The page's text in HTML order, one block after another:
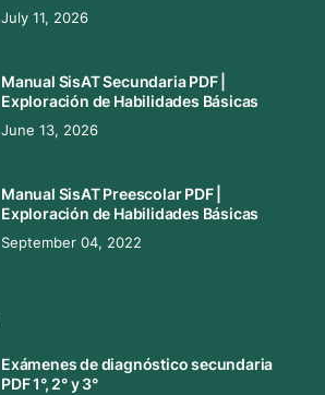
July 11, 2026
Manual SisAT Secundaria PDF |
Exploración de Habilidades Básicas
June 13, 2026
Manual SisAT Preescolar PDF |
Exploración de Habilidades Básicas
September 04, 2022
Exámenes de diagnóstico secundaria
PDF 1°, 2° y 3°